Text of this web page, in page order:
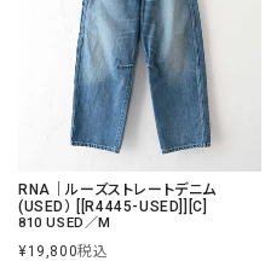
RNA｜ルーズストレートデニム
(USED） [[R4445-USED]][C]
810 USED／M
¥19,800税込